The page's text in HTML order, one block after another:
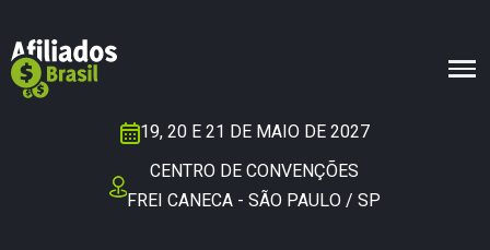
19, 20 E 21 DE MAIO DE 2027
CENTRO DE CONVENÇÕES
FREI CANECA - SÃO PAULO / SP